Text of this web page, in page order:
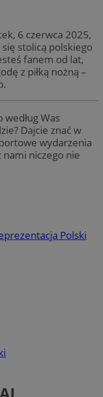
6 czerwca 2025,
stolicą polskiego
fanem od lat,
z piłką nożną –
według Was
Dajcie znać w
wydarzenia
niczego nie
Polski